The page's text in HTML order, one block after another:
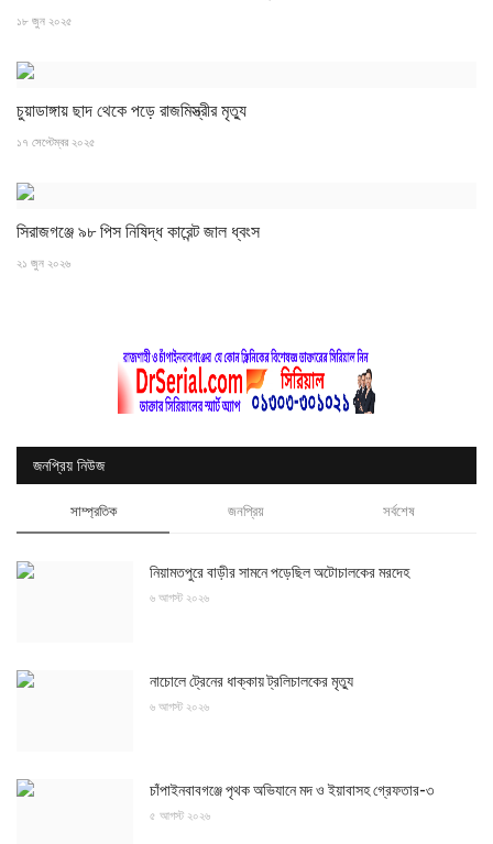
১৮ জুন ২০২৫
চুয়াডাঙ্গায় ছাদ থেকে পড়ে রাজমিস্ত্রীর মৃত্যু
১৭ সেপ্টেম্বর ২০২৫
সিরাজগঞ্জে ৯৮ পিস নিষিদ্ধ কারেন্ট জাল ধ্বংস
২১ জুন ২০২৬
জনপ্রিয় নিউজ
সাম্প্রতিক জনপ্রিয় সর্বশেষ
নিয়ামতপুরে বাড়ীর সামনে পড়েছিল অটোচালকের মরদেহ
৬ আগস্ট ২০২৬
নাচোলে ট্রেনের ধাক্কায় ট্রলিচালকের মৃত্যু
৬ আগস্ট ২০২৬
চাঁপাইনবাবগঞ্জে পৃথক অভিযানে মদ ও ইয়াবাসহ গ্রেফতার-৩
৫ আগস্ট ২০২৬